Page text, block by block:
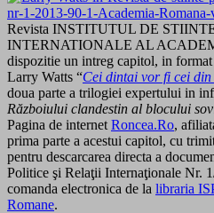
Revista INSTITUTUL DE
INTERNATIONALE AL
dispozitie un intreg capitol, in
Larry Watts “Cei dintai vor fi cei
doua parte a trilogiei expertului in
Războiului clandestin al blocului
Pagina de internet Roncea.Ro,
prima parte a acestui capitol, cu
pentru descarcarea directa a
Politice şi Relaţii Internaţionale Nr.
comanda electronica de la libraria
Romane.